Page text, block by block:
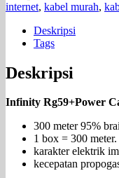
internet, kabel murah,
Deskripsi
Tags
Deskripsi
Infinity Rg59+Power
300 meter 95%
1 box = 300 meter.
karakter elektrik
kecepatan